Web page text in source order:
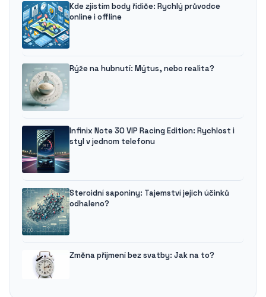
Kde zjistím body řidiče: Rychlý průvodce
online i offline
Rýže na hubnutí: Mýtus, nebo realita?
Infinix Note 30 VIP Racing Edition: Rychlost i
styl v jednom telefonu
Steroidní saponiny: Tajemství jejich účinků
odhaleno?
Změna příjmení bez svatby: Jak na to?